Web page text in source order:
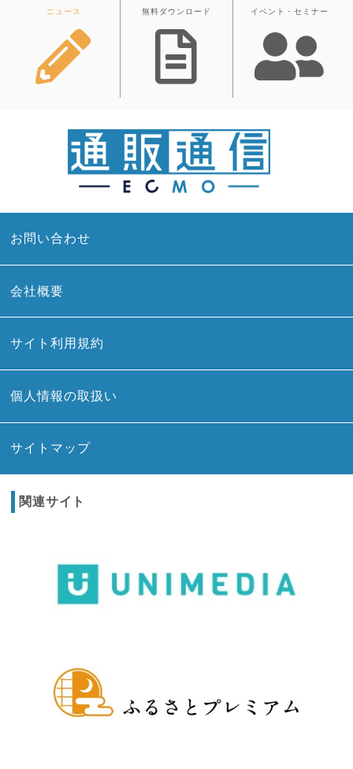
ニュース 無料ダウンロード イベント・セミナー
お問い合わせ
会社概要
サイト利用規約
個人情報の取扱い
サイトマップ
関連サイト